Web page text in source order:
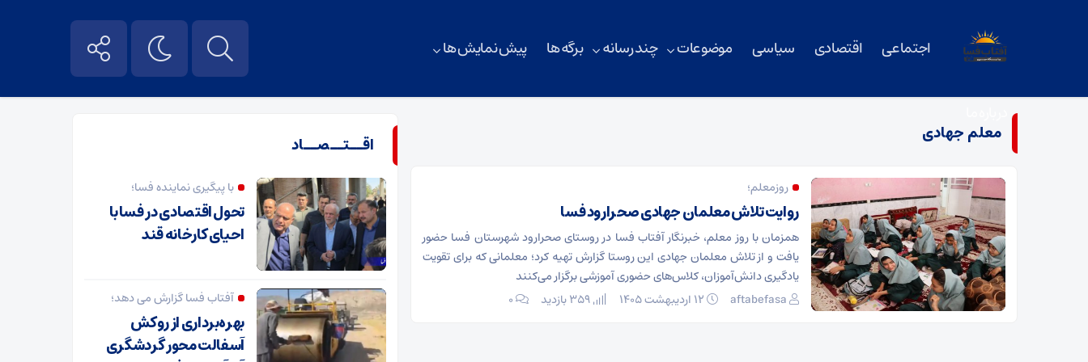
اجتماعی اقتصادی سیاسی موضوعات چند رسانه برگه ها پیش نمایش ها
معلم جهادی
روزمعلم؛
روایت تلاش معلمان جهادی صحرارود فسا
همزمان با روز معلم، خبرنگار آفتاب فسا در روستای صحرارود شهرستان فسا حضور
یافت و از تلاش معلمان جهادی این روستا گزارش تهیه کرد؛ معلمانی که برای تقویت
یادگیری دانش‌آموزان، کلاس‌های حضوری آموزشی برگزار می‌کنند
aftabefasa
۰
اقــتــصــاد
با پیگیری نماینده فسا؛
تحول اقتصادی در فسا با
احیای کارخانه قند
آفتاب فسا گزارش می دهد؛
بهره‌برداری از روکش
آسفالت محور گردشگری